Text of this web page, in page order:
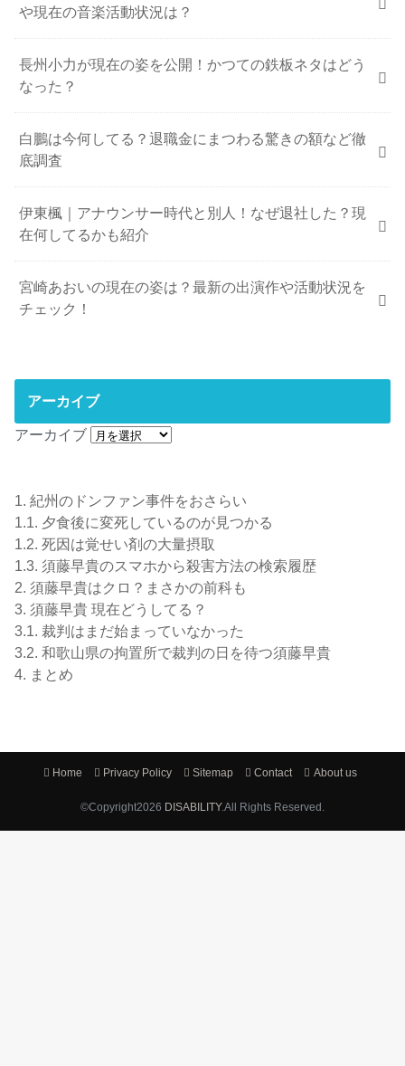
や現在の音楽活動状況は？
長州小力が現在の姿を公開！かつての鉄板ネタはどう
なった？
白鵬は今何してる？退職金にまつわる驚きの額など徹
底調査
伊東楓｜アナウンサー時代と別人！なぜ退社した？現
在何してるかも紹介
宮崎あおいの現在の姿は？最新の出演作や活動状況を
チェック！
アーカイブ
アーカイブ
1. 紀州のドンファン事件をおさらい
1.1. 夕食後に変死しているのが見つかる
1.2. 死因は覚せい剤の大量摂取
1.3. 須藤早貴のスマホから殺害方法の検索履歴
2. 須藤早貴はクロ？まさかの前科も
3. 須藤早貴 現在どうしてる？
3.1. 裁判はまだ始まっていなかった
3.2. 和歌山県の拘置所で裁判の日を待つ須藤早貴
4. まとめ
Home Privacy Policy Sitemap Contact About us
©Copyright2026 DISABILITY.All Rights Reserved.